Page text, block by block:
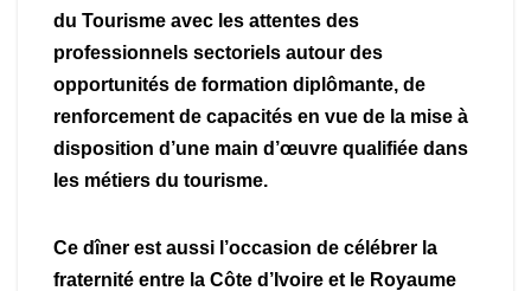
du Tourisme avec les attentes des
professionnels sectoriels autour des
opportunités de formation diplômante, de
renforcement de capacités en vue de la mise à
disposition d’une main d’œuvre qualifiée dans
les métiers du tourisme.
Ce dîner est aussi l’occasion de célébrer la
fraternité entre la Côte d’Ivoire et le Royaume